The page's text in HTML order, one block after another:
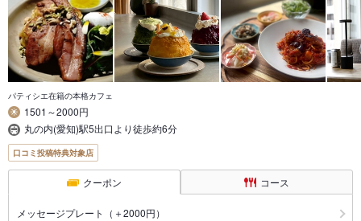
パティシエ在籍の本格カフェ
1501～2000円
丸の内(愛知)駅5出口より徒歩約6分
口コミ投稿特典対象店
クーポン コース
メッセージプレート（＋2000円）